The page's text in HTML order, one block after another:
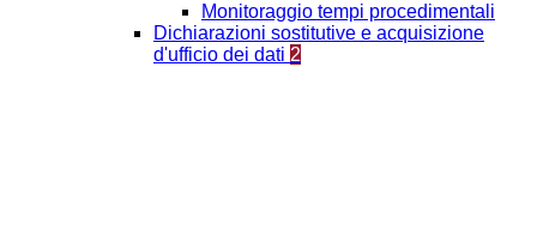
Monitoraggio tempi procedimentali
Dichiarazioni sostitutive e acquisizione
d'ufficio dei dati 2